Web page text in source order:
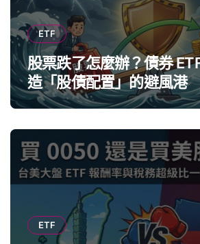
ETF
股票跌了怎麼辦？債券
造「股債配置」的避風港
ETF